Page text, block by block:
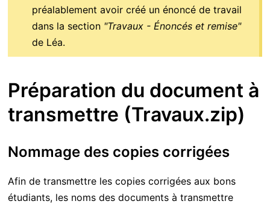
préalablement avoir créé un énoncé de travail
dans la section "Travaux - Énoncés et remise"
de Léa.
Préparation du document à
transmettre (Travaux.zip)
Nommage des copies corrigées
Afin de transmettre les copies corrigées aux bons
étudiants, les noms des documents à transmettre